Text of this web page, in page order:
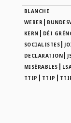
BLANCHE
WEBER |
KERN | DÉI
SOCIALISTES |
DECLARATION |
MISÉRABLES |
TTIP | TTIP |